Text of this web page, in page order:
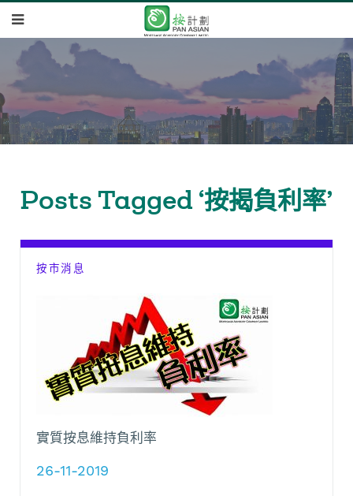
Posts Tagged ‘按揭負利率’
按市消息
實質按息維持負利率
26-11-2019